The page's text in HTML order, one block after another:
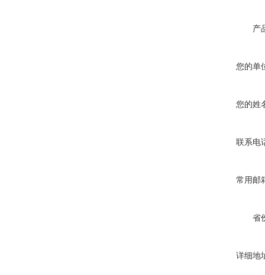
产
您的单
您的姓
联系电
常用邮
省
详细地